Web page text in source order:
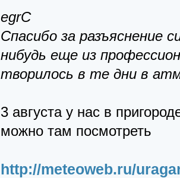
egrC
Спасибо за разъяснение
нибудь еще из
творилось в те дни в
3 августа у нас в
можно там посмотреть
http://meteoweb.ru/